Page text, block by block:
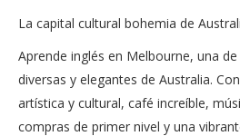
La capital cultural bohemia de
Aprende inglés en Melbourne, una
diversas y elegantes de Australia.
artística y cultural, café increíble,
compras de primer nivel y una